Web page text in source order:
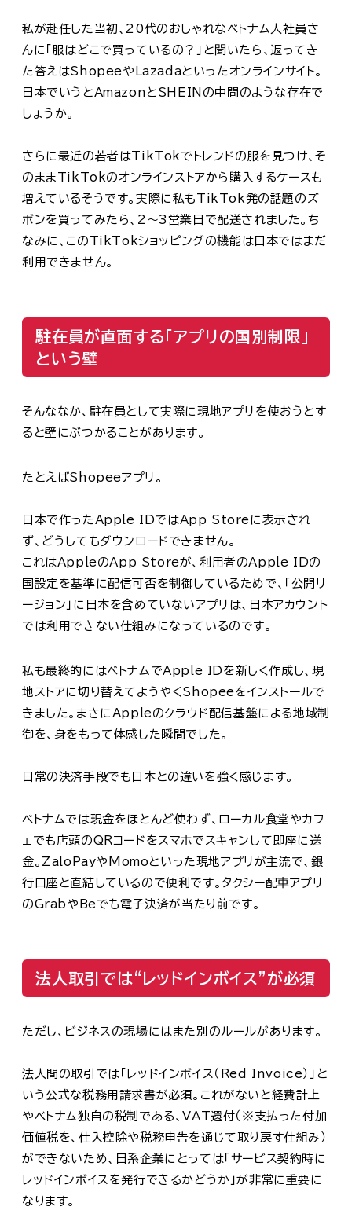
私が赴任した当初、20代のおしゃれなベトナム人社員さ
んに「服はどこで買っているの？」と聞いたら、返ってき
た答えはShopeeやLazadaといったオンラインサイト。
日本でいうとAmazonとSHEINの中間のような存在で
しょうか。
さらに最近の若者はTikTokでトレンドの服を見つけ、そ
のままTikTokのオンラインストアから購入するケースも
増えているそうです。実際に私もTikTok発の話題のズ
ボンを買ってみたら、2〜3営業日で配送されました。ち
なみに、このTikTokショッピングの機能は日本ではまだ
利用できません。
駐在員が直面する「アプリの国別制限」
という壁
そんななか、駐在員として実際に現地アプリを使おうとす
ると壁にぶつかることがあります。
たとえばShopeeアプリ。
日本で作ったApple IDではApp Storeに表示され
ず、どうしてもダウンロードできません。
これはAppleのApp Storeが、利用者のApple IDの
国設定を基準に配信可否を制御しているためで、「公開リ
ージョン」に日本を含めていないアプリは、日本アカウント
では利用できない仕組みになっているのです。
私も最終的にはベトナムでApple IDを新しく作成し、現
地ストアに切り替えてようやくShopeeをインストールで
きました。まさにAppleのクラウド配信基盤による地域制
御を、身をもって体感した瞬間でした。
日常の決済手段でも日本との違いを強く感じます。
ベトナムでは現金をほとんど使わず、ローカル食堂やカフ
ェでも店頭のQRコードをスマホでスキャンして即座に送
金。ZaloPayやMomoといった現地アプリが主流で、銀
行口座と直結しているので便利です。タクシー配車アプリ
のGrabやBeでも電子決済が当たり前です。
法人取引では“レッドインボイス”が必須
ただし、ビジネスの現場にはまた別のルールがあります。
法人間の取引では 「レッドインボイス（Red Invoice）」 と
いう公式な税務用請求書が必須。これがないと経費計上
やベトナム独自の税制である、VAT還付（※支払った付加
価値税を、仕入控除や税務申告を通じて取り戻す仕組み）
ができないため、日系企業にとっては「サービス契約時に
レッドインボイスを発行できるかどうか」が非常に重要に
なります。